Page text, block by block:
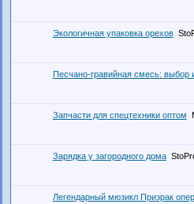
Экологичная упаковка орехов
Песчано-гравийная смесь: выбор
Запчасти для спецтехники оптом
Зарядка у загородного дома
Легендарный мюзикл Призрак